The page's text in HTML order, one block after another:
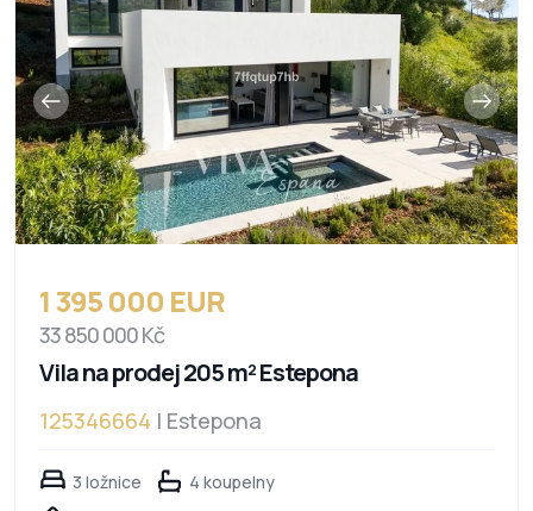
1 395 000 EUR
33 850 000 Kč
Vila na prodej 205 m² Estepona
125346664 | Estepona
3 ložnice
4 koupelny